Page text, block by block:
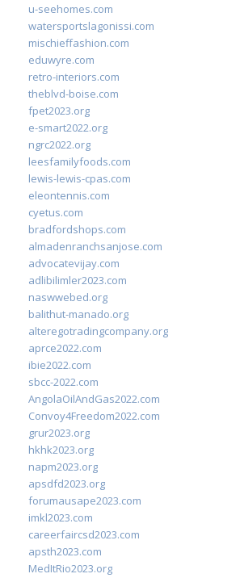
u-seehomes.com
watersportslagonissi.com
mischieffashion.com
eduwyre.com
retro-interiors.com
theblvd-boise.com
fpet2023.org
e-smart2022.org
ngrc2022.org
leesfamilyfoods.com
lewis-lewis-cpas.com
eleontennis.com
cyetus.com
bradfordshops.com
almadenranchsanjose.com
advocatevijay.com
adlibilimler2023.com
naswwebed.org
balithut-manado.org
alteregotradingcompany.org
aprce2022.com
ibie2022.com
sbcc-2022.com
AngolaOilAndGas2022.com
Convoy4Freedom2022.com
grur2023.org
hkhk2023.org
napm2023.org
apsdfd2023.org
forumausape2023.com
imkl2023.com
careerfaircsd2023.com
apsth2023.com
MedItRio2023.org